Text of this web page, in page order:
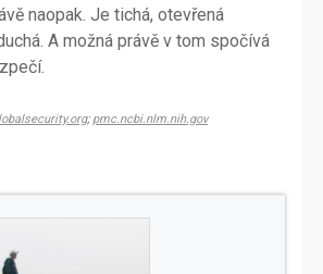
naopak. Je tichá, otevřená
A možná právě v tom spočívá
; pmc.ncbi.nlm.nih.gov